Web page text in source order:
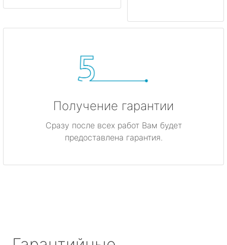
Получение гарантии
Сразу после всех работ Вам будет
предоставлена гарантия.